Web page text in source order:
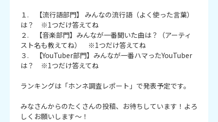
１. 【流行語部門】 みんなの流行語（よく使った言葉）
は？ ※1つだけ答えてね
２. 【音楽部門】みんなが一番聞いた曲は？（アーティ
スト名も教えてね） ※1つだけ答えてね
３. 【YouTuber部門】みんなが一番ハマったYouTuber
は？ ※1つだけ答えてね
ランキングは「ホンネ調査レポート」で発表予定です。
みなさんからのたくさんの投稿、お待ちしています！よろ
しくお願いします～！